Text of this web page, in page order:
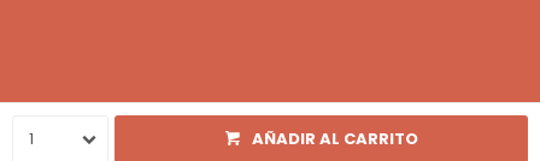
1 AÑADIR AL CARRITO